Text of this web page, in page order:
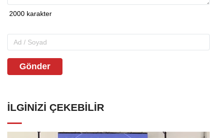
Gönder
İLGINIZI ÇEKEBILIR